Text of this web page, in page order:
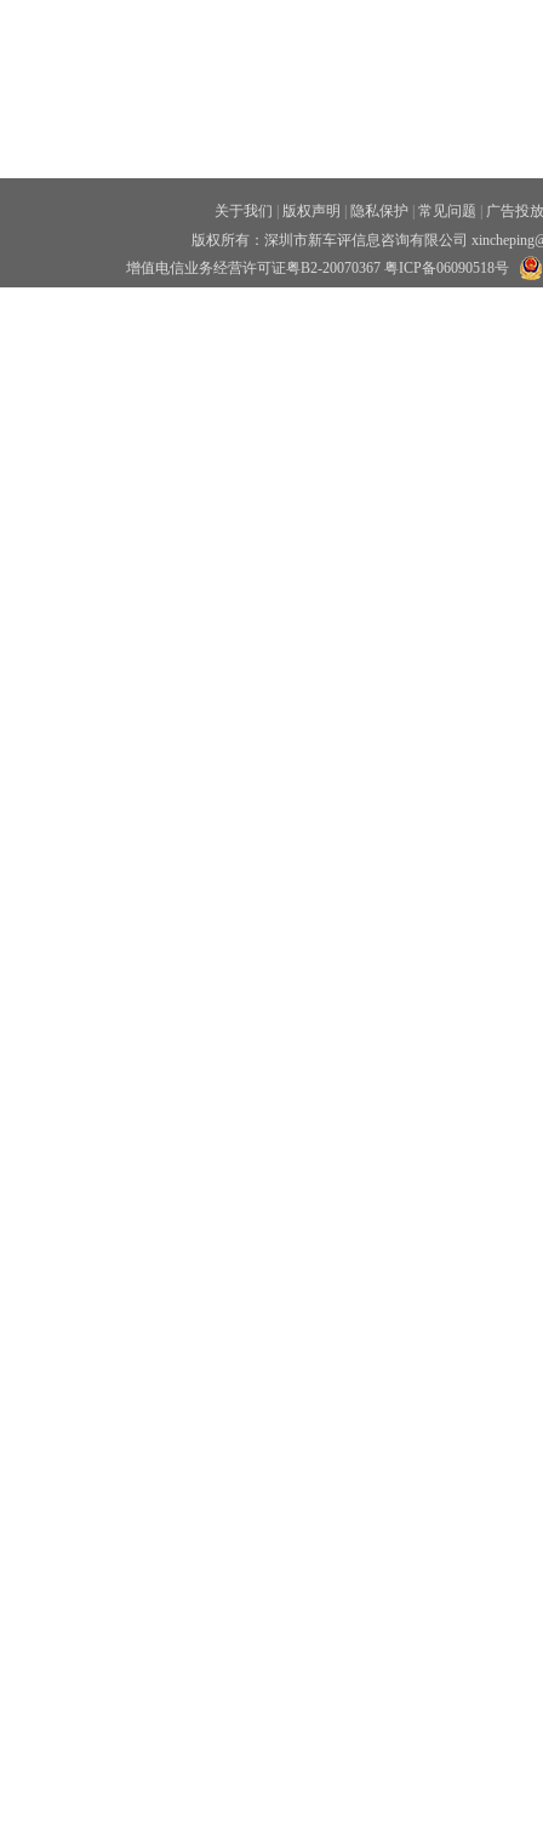
关于我们 版权声明 隐私保护 常见问题
广告投放
版权所有：深圳市新车评信息咨询有限公司
增值电信业务经营许可证粤B2-20070367 粤ICP备06090518号